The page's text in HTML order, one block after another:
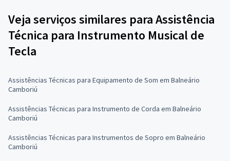
Veja serviços similares para Assistência
Técnica para Instrumento Musical de
Tecla
Assistências Técnicas para Equipamento de Som em Balneário
Camboriú
Assistências Técnicas para Instrumento de Corda em Balneário
Camboriú
Assistências Técnicas para Instrumentos de Sopro em Balneário
Camboriú